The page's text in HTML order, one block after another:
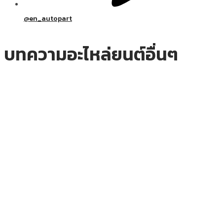
@en_autopart
บทความอะไหล่ยนต์อื่นๆ